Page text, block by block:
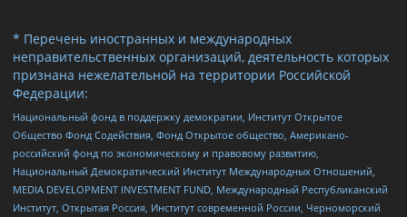
* Перечень иностранных и международных
неправительственных организаций, деятельность которых
признана нежелательной на территории Российской
Федерации:
Национальный фонд в поддержку демократии, Институт Открытое
Общество Фонд Содействия, Фонд Открытое общество, Американо-
российский фонд по экономическому и правовому развитию,
Национальный Демократический Институт Международных Отношений,
MEDIA DEVELOPMENT INVESTMENT FUND, Международный Республиканский
Институт, Открытая Россия, Институт современной России, Черноморский